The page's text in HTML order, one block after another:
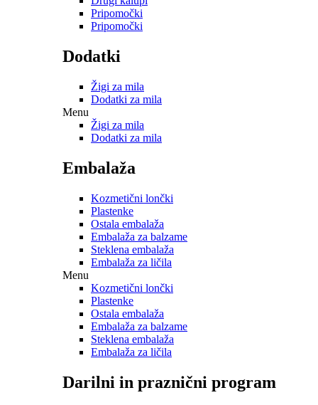
Pripomočki
Pripomočki
Dodatki
Žigi za mila
Dodatki za mila
Menu
Žigi za mila
Dodatki za mila
Embalaža
Kozmetični lončki
Plastenke
Ostala embalaža
Embalaža za balzame
Steklena embalaža
Embalaža za ličila
Menu
Kozmetični lončki
Plastenke
Ostala embalaža
Embalaža za balzame
Steklena embalaža
Embalaža za ličila
Darilni in praznični program